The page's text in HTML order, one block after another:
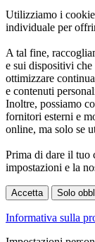
Utilizziamo i
individuale per
A tal fine,
e sui dispositivi
ottimizzare
e contenuti
Inoltre, possiamo
fornitori esterni e
online, ma solo se
Prima di dare il tuo
impostazioni e la
Accetta Solo
Informativa sulla